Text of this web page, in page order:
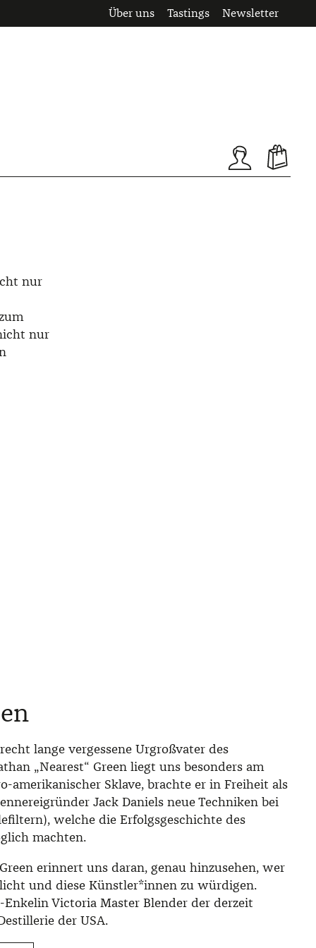
Über uns Tastings Newsletter
nur
nur
lange vergessene Urgroßvater des
„Nearest“ Green liegt uns besonders am
amerikanischer Sklave, brachte er in Freiheit als
Jack Daniels neue Techniken bei
welche die Erfolgsgeschichte des
machten.
erinnert uns daran, genau hinzusehen, wer
und diese Künstler*innen zu würdigen.
Victoria Master Blender der derzeit
der USA.